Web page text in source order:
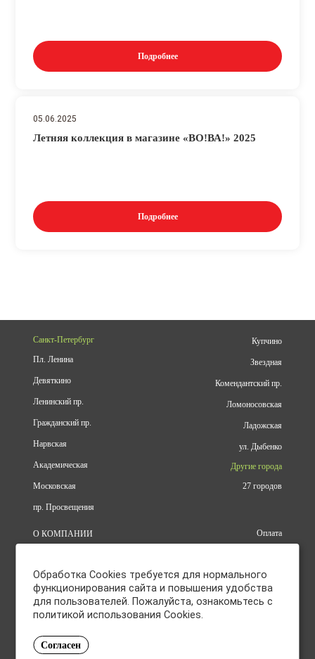
Подробнее
05.06.2025
Летняя коллекция в магазине «ВО!ВА!» 2025
Подробнее
Санкт-Петербург
Пл. Ленина
Девяткино
Ленинский пр.
Гражданский пр.
Нарвская
Академическая
Московская
пр. Просвещения
Купчино
Звездная
Комендантский пр.
Ломоносовская
Ладожская
ул. Дыбенко
Другие города
27 городов
О КОМПАНИИ
БРЕНДЫ
АКЦИИ
КУПИТЬ ОПТОМ
КОНТАКТЫ
Оплата
Политика использования файлов
cookie
Согласие на обработку
Обработка Cookies требуется для нормального
функционирования сайта и повышения удобства
для пользователей. Пожалуйста, ознакомьтесь с
политикой использования Cookies.
Согласен